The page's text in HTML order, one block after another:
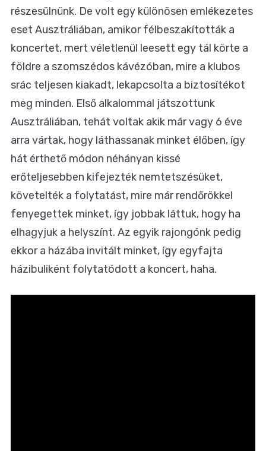
részesülnünk. De volt egy különösen emlékezetes
eset Ausztráliában, amikor félbeszakították a
koncertet, mert véletlenül leesett egy tál körte a
földre a szomszédos kávézóban, mire a klubos
srác teljesen kiakadt, lekapcsolta a biztosítékot
meg minden. Első alkalommal játszottunk
Ausztráliában, tehát voltak akik már vagy 6 éve
arra vártak, hogy láthassanak minket élőben, így
hát érthető módon néhányan kissé
erőteljesebben kifejezték nemtetszésüket,
követelték a folytatást, mire már rendőrökkel
fenyegettek minket, így jobbak láttuk, hogy ha
elhagyjuk a helyszínt. Az egyik rajongónk pedig
ekkor a házába invitált minket, így egyfajta
házibuliként folytatódott a koncert, haha.